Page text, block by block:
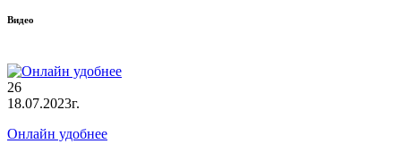
Видео
26
18.07.2023г.
Онлайн удобнее